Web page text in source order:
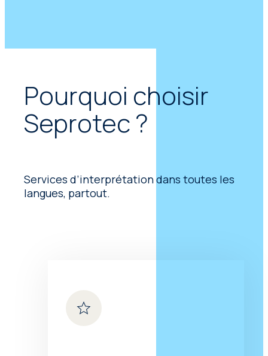
Pourquoi choisir
Seprotec ?
Services d’interprétation dans toutes les
langues, partout.